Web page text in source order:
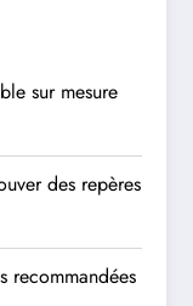
sur mesure
des repères
recommandées